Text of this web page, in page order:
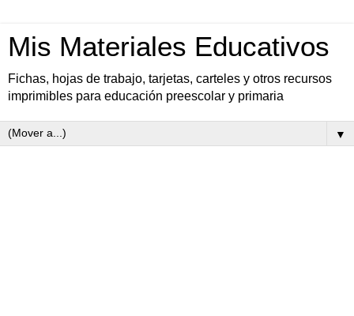
Mis Materiales Educativos
Fichas, hojas de trabajo, tarjetas, carteles y otros recursos
imprimibles para educación preescolar y primaria
▼